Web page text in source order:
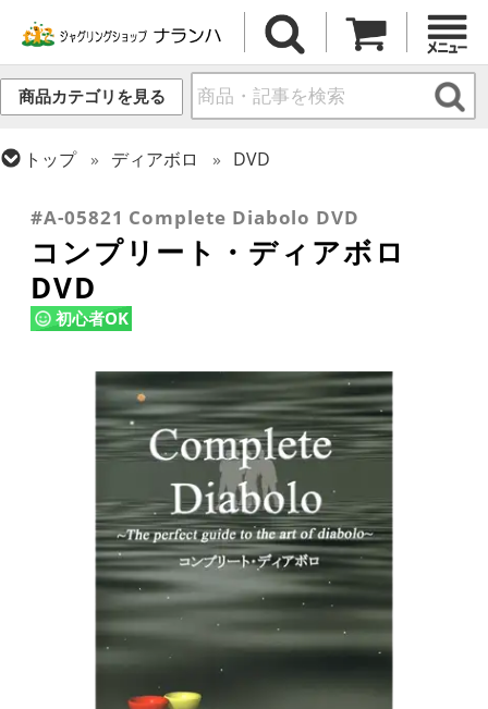
商品カテゴリを見る
トップ ディアボロ
DVD
#A-05821 Complete Diabolo DVD
コンプリート・ディアボロ
DVD
初心者OK